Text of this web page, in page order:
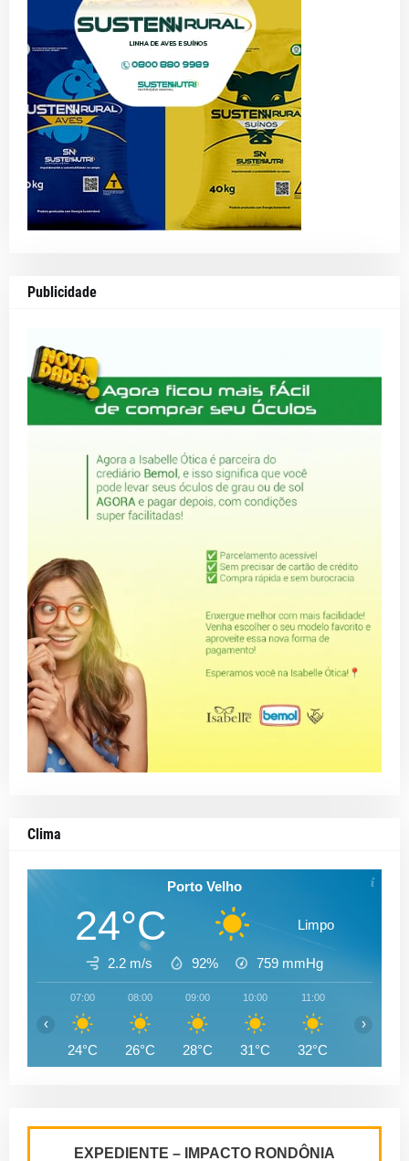
Publicidade
Clima
Porto Velho
24°C Limpo
2.2 m/s 92% 759 mmHg
07:00
24°C
08:00
26°C
09:00
28°C
10:00
31°C
11:00
32°C
‹ ›
EXPEDIENTE – IMPACTO RONDÔNIA